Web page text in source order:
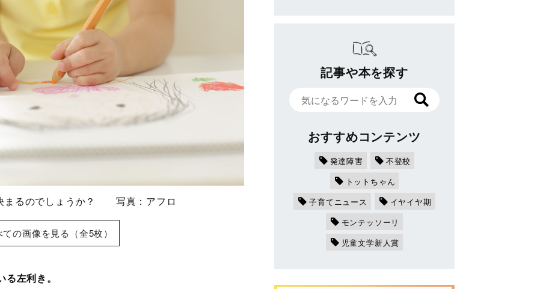
まるのでしょうか？ 写真：アフロ
ての画像を見る（全5枚）
左利き。
記事や本を探す
おすすめコンテンツ
発達障害
不登校
トットちゃん
子育てニュース
イヤイヤ期
モンテッソーリ
児童文学新人賞